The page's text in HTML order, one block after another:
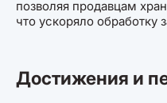
позволяя продавцам
что ускоряло обработку
Достижения и